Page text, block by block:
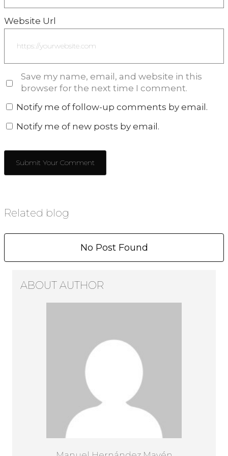
Website Url
Save my name, email, and website in this
browser for the next time I comment.
Notify me of follow-up comments by email.
Notify me of new posts by email.
Related blog
No Post Found
ABOUT AUTHOR